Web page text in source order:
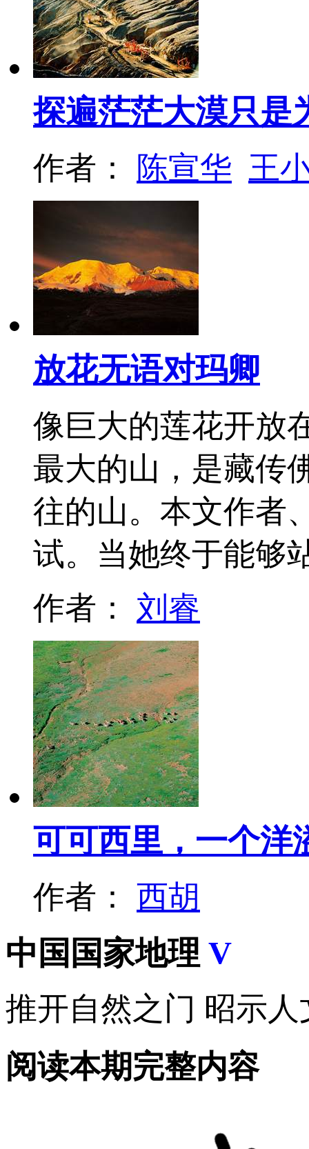
探遍茫茫大漠只是
作者： 陈宣华 王
放花无语对玛卿
像巨大的莲花开放
最大的山，是藏传
往的山。本文作者
试。当她终于能
作者： 刘睿
可可西里，一个洋
作者： 西胡
中国国家地理 V
推开自然之门 昭示人
阅读本期完整内容